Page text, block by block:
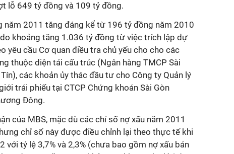
lỗ 649 tỷ đồng và 109 tỷ đồng.
năm 2011 tăng đáng kể từ 196 tỷ đồng năm 2010
khoảng tăng 1.036 tỷ đồng từ việc trích lập dự
yêu cầu Cơ quan điều tra chủ yếu cho cho các
thuộc diện tái cấu trúc (Ngân hàng TMCP Sài
các khoản ủy thác đầu tư cho Công ty Quản lý
trái phiếu tại CTCP Chứng khoán Sài Gòn
Đông.
của MBS, mặc dù các chỉ số nợ xấu năm 2011
chỉ số này được điều chỉnh lại theo thực tế khi
với tỷ lệ 3,7% và 2,3% (chưa bao gồm nợ xấu bán